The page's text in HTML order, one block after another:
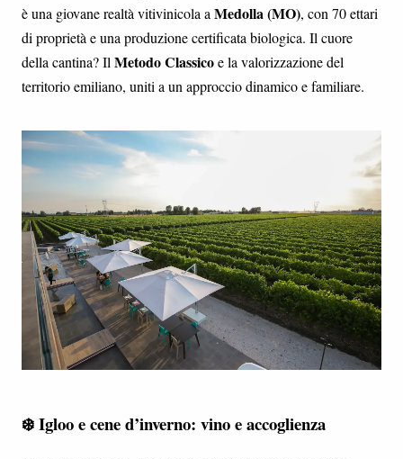
è una giovane realtà vitivinicola a Medolla (MO), con 70 ettari
di proprietà e una produzione certificata biologica. Il cuore
della cantina? Il Metodo Classicoe la valorizzazione del
territorio emiliano, uniti a un approccio dinamico e familiare.
❄️ Igloo e cene d’inverno: vino e accoglienza